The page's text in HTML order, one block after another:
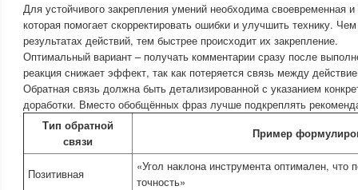
Для устойчивого закрепления умений необходима своевременная и
которая помогает скорректировать ошибки и улучшить технику.
результатах действий, тем быстрее происходит их закрепление.
Оптимальный вариант – получать комментарии сразу после
реакция снижает эффект, так как потеряется связь между
Обратная связь должна быть детализированной с указанием
доработки. Вместо обобщённых фраз лучше подкреплять
Тип обратной
связи
Пример
Позитивная
«Угол наклона инструмента оптимален, что
точность»